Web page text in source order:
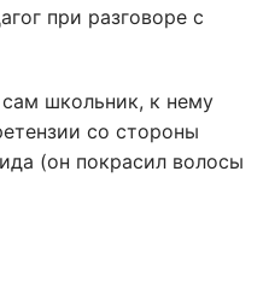
при разговоре с
школьник, к нему
со стороны
(он покрасил волосы